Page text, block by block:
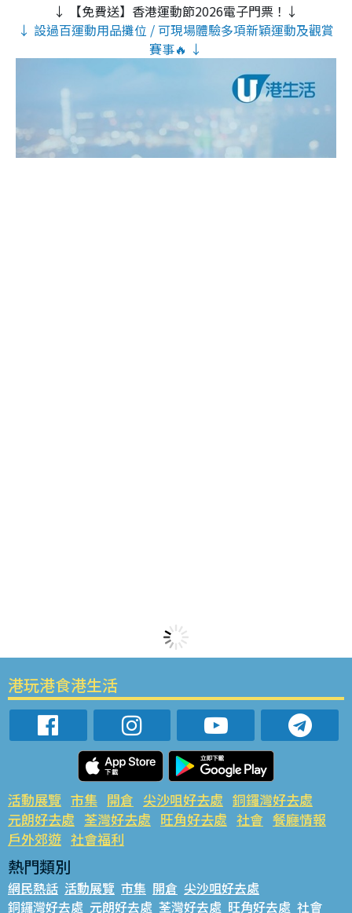
↓ 【免費送】香港運動節2026電子門票！↓
↓ 設過百運動用品攤位 / 可現場體驗多項新穎運動及觀賞
賽事🔥 ↓
港玩港食港生活
活動展覽 市集 開倉 尖沙咀好去處 銅鑼灣好去處
元朗好去處 荃灣好去處 旺角好去處 社會 餐廳情報
戶外郊遊 社會福利
熱門類別
網民熱話 活動展覽 市集 開倉 尖沙咀好去處
銅鑼灣好去處 元朗好去處 荃灣好去處 旺角好去處 社會